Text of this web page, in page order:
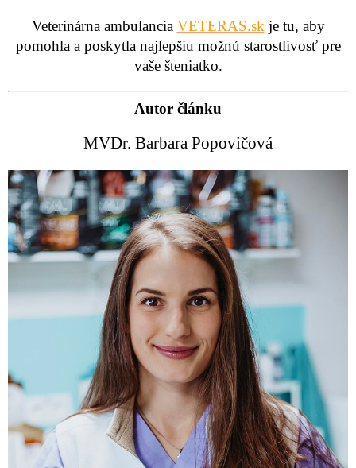
Veterinárna ambulancia VETERAS.sk je tu, aby
pomohla a poskytla najlepšiu možnú starostlivosť pre
vaše šteniatko.
Autor článku
MVDr. Barbara Popovičová